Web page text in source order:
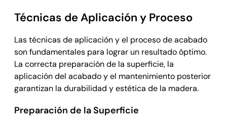
Técnicas de Aplicación y Proceso
Las técnicas de aplicación y el proceso de acabado
son fundamentales para lograr un resultado óptimo.
La correcta preparación de la superficie, la
aplicación del acabado y el mantenimiento posterior
garantizan la durabilidad y estética de la madera.
Preparación de la Superficie